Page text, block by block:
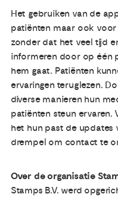
Het gebruiken van de
patiënten maar ook
zonder dat het veel tijd
informeren door op één
hem gaat. Patiënten
ervaringen teruglezen.
diverse manieren hun
patiënten steun ervaren.
het hun past de updates
drempel om contact te
Over de organisatie
Stamps B.V. werd